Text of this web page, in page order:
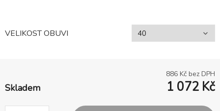
VELIKOST OBUVI
886 Kč bez DPH
Skladem 1 072 Kč